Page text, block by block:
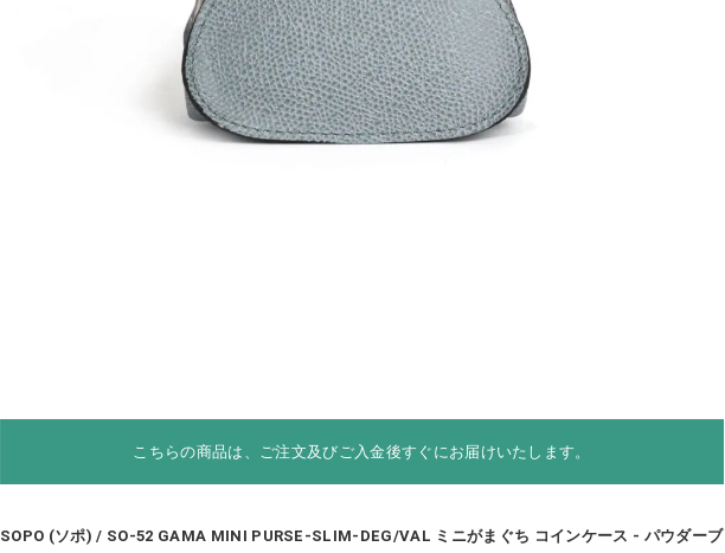
こちらの商品は、ご注文及びご入金後すぐにお届けいたします。
SOPO (ソポ) / SO-52 GAMA MINI PURSE-SLIM-DEG/VAL ミニがまぐち コインケース - パウダーブ